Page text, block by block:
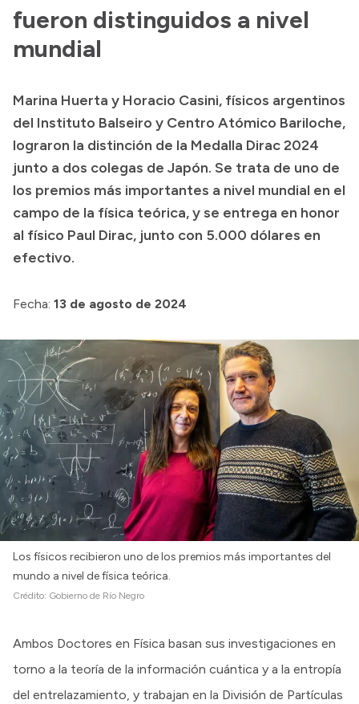
Consultorios Propios
Presentación CV
Transparencia
Inversión en Salud
Licitaciones
Consulta de expedientes
fueron distinguidos a nivel
mundial
Marina Huerta y Horacio Casini, físicos argentinos
del Instituto Balseiro y Centro Atómico Bariloche,
lograron la distinción de la Medalla Dirac 2024
junto a dos colegas de Japón. Se trata de uno de
los premios más importantes a nivel mundial en el
campo de la física teórica, y se entrega en honor
al físico Paul Dirac, junto con 5.000 dólares en
efectivo.
Fecha: 13 de agosto de 2024
Los físicos recibieron uno de los premios más importantes del
mundo a nivel de física teórica.
Crédito: Gobierno de Río Negro
Ambos Doctores en Física basan sus investigaciones en
torno a la teoría de la información cuántica y a la entropía
del entrelazamiento, y trabajan en la División de Partículas